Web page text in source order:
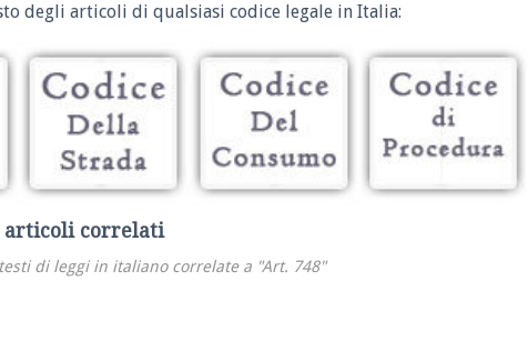
degli articoli di qualsiasi codice legale in Italia:
articoli correlati
di leggi in italiano correlate a "Art. 748"